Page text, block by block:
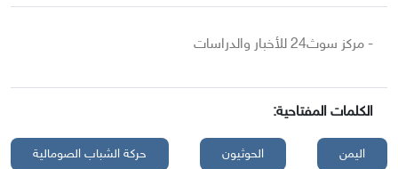
- مركز سوث24 للأخبار والدراسات
الكلمات المفتاحية:
اليمن الحوثيون حركة الشباب الصومالية